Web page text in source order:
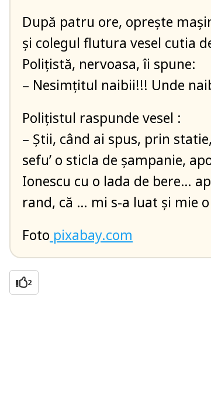
După patru ore, oprește
și colegul flutura vesel cutia
Polițistă, nervoasa, îi spune:
– Nesimțitul naibii!!! Unde
Polițistul raspunde vesel :
– Știi, când ai spus, prin
sefu’ o sticla de șampanie,
Ionescu cu o lada de bere…
rand, că … mi s-a luat și mie
Foto pixabay.com
2